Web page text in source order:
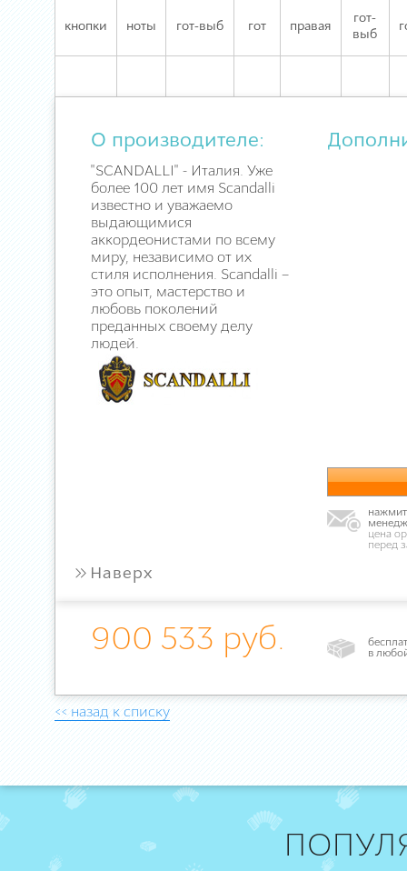
кнопки ноты гот-выб гот правая
гот-
выб
О производителе:
"SCANDALLI" - Италия. Уже
более 100 лет имя Scandalli
известно и уважаемо
выдающимися
аккордеонистами по всему
миру, независимо от их
стиля исполнения. Scandalli –
это опыт, мастерство и
любовь поколений
преданных своему делу
людей.
цена
перед
» Наверх
900 533 руб.
в
<< назад к списку